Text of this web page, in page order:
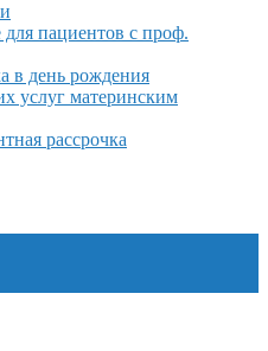
пациентов с проф.
в день рождения
услуг материнским
рассрочка